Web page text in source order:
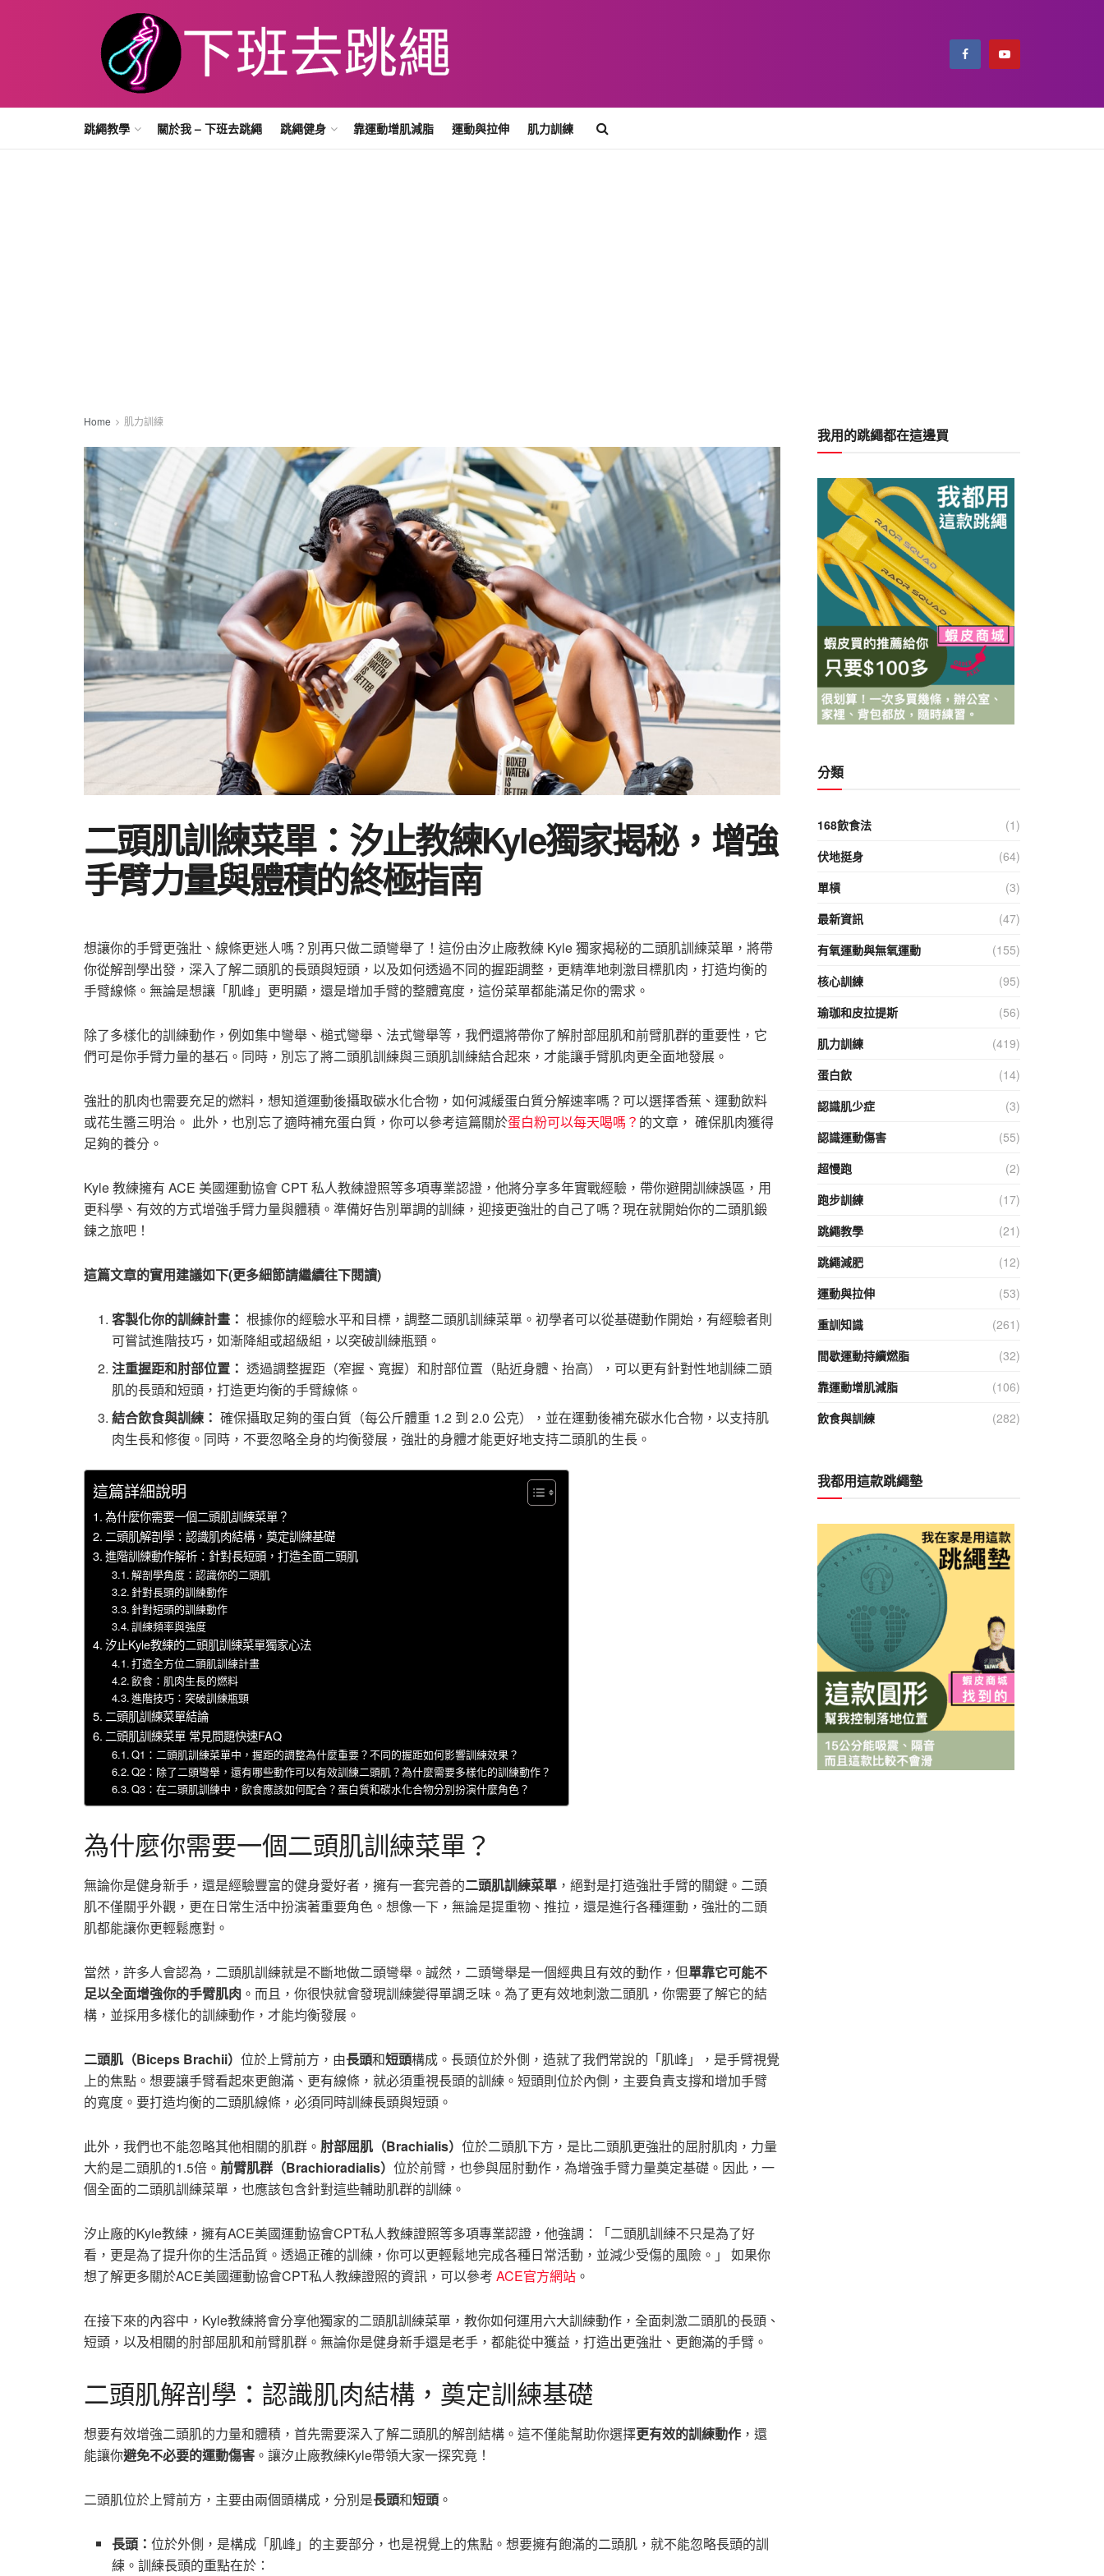
跳繩教學 關於我 – 下班去跳繩 跳繩健身 靠運動增肌減脂 運動與拉伸 肌力訓練
Home 肌力訓練
二頭肌訓練菜單：汐止教練Kyle獨家揭秘，增強
手臂力量與體積的終極指南
想讓你的手臂更強壯、線條更迷人嗎？別再只做二頭彎舉了！這份由汐止廠教練 Kyle 獨家揭秘的二頭肌訓練菜單，將帶
你從解剖學出發，深入了解二頭肌的長頭與短頭，以及如何透過不同的握距調整，更精準地刺激目標肌肉，打造均衡的
手臂線條。無論是想讓「肌峰」更明顯，還是增加手臂的整體寬度，這份菜單都能滿足你的需求。
除了多樣化的訓練動作，例如集中彎舉、槌式彎舉、法式彎舉等，我們還將帶你了解肘部屈肌和前臂肌群的重要性，它
們可是你手臂力量的基石。同時，別忘了將二頭肌訓練與三頭肌訓練結合起來，才能讓手臂肌肉更全面地發展。
強壯的肌肉也需要充足的燃料，想知道運動後攝取碳水化合物，如何減緩蛋白質分解速率嗎？可以選擇香蕉、運動飲料
或花生醬三明治。 此外，也別忘了適時補充蛋白質，你可以參考這篇關於蛋白粉可以每天喝嗎？ 的文章， 確保肌肉獲得
足夠的養分。
Kyle 教練擁有 ACE 美國運動協會 CPT 私人教練證照等多項專業認證，他將分享多年實戰經驗，帶你避開訓練誤區，用
更科學、有效的方式增強手臂力量與體積。準備好告別單調的訓練，迎接更強壯的自己了嗎？現在就開始你的二頭肌鍛
鍊之旅吧！
這篇文章的實用建議如下(更多細節請繼續往下閱讀)
客製化你的訓練計畫： 根據你的經驗水平和目標，調整二頭肌訓練菜單。初學者可以從基礎動作開始，有經驗者則
可嘗試進階技巧，如漸降組或超級組，以突破訓練瓶頸。
注重握距和肘部位置： 透過調整握距（窄握、寬握）和肘部位置（貼近身體、抬高），可以更有針對性地訓練二頭
肌的長頭和短頭，打造更均衡的手臂線條。
結合飲食與訓練： 確保攝取足夠的蛋白質（每公斤體重 1.2 到 2.0 公克），並在運動後補充碳水化合物，以支持肌
肉生長和修復。同時，不要忽略全身的均衡發展，強壯的身體才能更好地支持二頭肌的生長。
這篇詳細說明
為什麼你需要一個二頭肌訓練菜單？
二頭肌解剖學：認識肌肉結構，奠定訓練基礎
進階訓練動作解析：針對長短頭，打造全面二頭肌
解剖學角度：認識你的二頭肌
針對長頭的訓練動作
針對短頭的訓練動作
訓練頻率與強度
汐止Kyle教練的二頭肌訓練菜單獨家心法
打造全方位二頭肌訓練計畫
飲食：肌肉生長的燃料
進階技巧：突破訓練瓶頸
二頭肌訓練菜單結論
二頭肌訓練菜單 常見問題快速FAQ
Q1：二頭肌訓練菜單中，握距的調整為什麼重要？不同的握距如何影響訓練效果？
Q2：除了二頭彎舉，還有哪些動作可以有效訓練二頭肌？為什麼需要多樣化的訓練動作？
Q3：在二頭肌訓練中，飲食應該如何配合？蛋白質和碳水化合物分別扮演什麼角色？
為什麼你需要一個二頭肌訓練菜單？
無論你是健身新手，還是經驗豐富的健身愛好者，擁有一套完善的二頭肌訓練菜單 ，絕對是打造強壯手臂的關鍵。二頭
肌不僅關乎外觀，更在日常生活中扮演著重要角色。想像一下，無論是提重物、推拉，還是進行各種運動，強壯的二頭
肌都能讓你更輕鬆應對。
當然，許多人會認為，二頭肌訓練就是不斷地做二頭彎舉。誠然，二頭彎舉是一個經典且有效的動作，但單靠它可能不
足以全面增強你的手臂肌肉 。而且，你很快就會發現訓練變得單調乏味。為了更有效地刺激二頭肌，你需要了解它的結
構，並採用多樣化的訓練動作，才能均衡發展。
二頭肌（Biceps Brachii） 位於上臂前方，由長頭和短頭構成。長頭位於外側，造就了我們常說的「肌峰」，是手臂視覺
上的焦點。想要讓手臂看起來更飽滿、更有線條，就必須重視長頭的訓練。短頭則位於內側，主要負責支撐和增加手臂
的寬度。要打造均衡的二頭肌線條，必須同時訓練長頭與短頭。
此外，我們也不能忽略其他相關的肌群。 肘部屈肌（Brachialis） 位於二頭肌下方，是比二頭肌更強壯的屈肘肌肉，力量
大約是二頭肌的1.5倍。 前臂肌群（Brachioradialis） 位於前臂，也參與屈肘動作，為增強手臂力量奠定基礎。因此，一
個全面的二頭肌訓練菜單，也應該包含針對這些輔助肌群的訓練。
汐止廠的Kyle教練，擁有ACE美國運動協會CPT私人教練證照等多項專業認證，他強調：「二頭肌訓練不只是為了好
看，更是為了提升你的生活品質。透過正確的訓練，你可以更輕鬆地完成各種日常活動，並減少受傷的風險。」 如果你
想了解更多關於ACE美國運動協會CPT私人教練證照的資訊，可以參考 ACE官方網站 。
在接下來的內容中，Kyle教練將會分享他獨家的二頭肌訓練菜單，教你如何運用六大訓練動作，全面刺激二頭肌的長頭、
短頭，以及相關的肘部屈肌和前臂肌群。無論你是健身新手還是老手，都能從中獲益，打造出更強壯、更飽滿的手臂。
二頭肌解剖學：認識肌肉結構，奠定訓練基礎
想要有效增強二頭肌的力量和體積，首先需要深入了解二頭肌的解剖結構。這不僅能幫助你選擇更有效的訓練動作 ，還
能讓你避免不必要的運動傷害 。讓汐止廠教練Kyle帶領大家一探究竟！
二頭肌位於上臂前方，主要由兩個頭構成，分別是長頭和短頭 。
長頭：位於外側，是構成「肌峰」的主要部分，也是視覺上的焦點。想要擁有飽滿的二頭肌，就不能忽略長頭的訓
練。訓練長頭的重點在於：
我用的跳繩都在這邊買
分類
168飲食法
(1)
伏地挺身
(64)
單槓
(3)
最新資訊
(47)
有氧運動與無氧運動
(155)
核心訓練
(95)
瑜珈和皮拉提斯
(56)
肌力訓練
(419)
蛋白飲
(14)
認識肌少症
(3)
認識運動傷害
(55)
超慢跑
(2)
跑步訓練
(17)
跳繩教學
(21)
跳繩減肥
(12)
運動與拉伸
(53)
重訓知識
(261)
間歇運動持續燃脂
(32)
靠運動增肌減脂
(106)
飲食與訓練
(282)
我都用這款跳繩墊